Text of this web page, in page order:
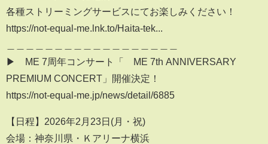
各種ストリーミングサービスにてお楽しみください！
https://not-equal-me.lnk.to/Haita-tek...
▶︎≠ME 7周年コンサート「≠ME 7th ANNIVERSARY
PREMIUM CONCERT」開催決定！
https://not-equal-me.jp/news/detail/6885
【日程】2026年2月23日(月・祝)
会場：神奈川県・Ｋアリーナ横浜